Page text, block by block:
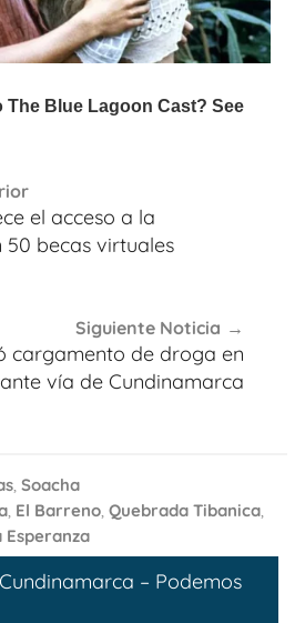
el acceso a la
50 becas virtuales
Siguiente Noticia
cargamento de droga en
vía de Cundinamarca
, Soacha
, El Barreno, Quebrada Tibanica,
Esperanza
– Podemos